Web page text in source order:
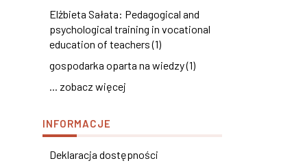
Elżbieta Sałata: Pedagogical and
psychological training in vocational
education of teachers (1)
gospodarka oparta na wiedzy (1)
... zobacz więcej
INFORMACJE
Deklaracja dostępności